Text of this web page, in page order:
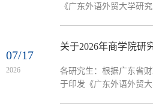
助管理。学院办公室负
《广东外语外贸大学研
要求，结合我院实际情
（一）评审范围：我院
级、2026级具有中华人
07/17
2026
各研究生：根据广东省
于印发《广东外语外贸